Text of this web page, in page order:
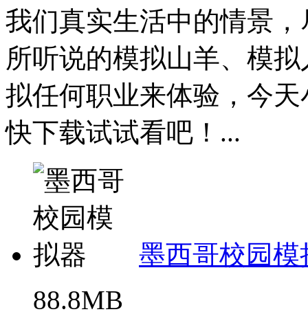
我们真实生活中的情景
所听说的模拟山羊、模
拟任何职业来体验，今
快下载试试看吧！...
墨西哥校园模
88.8MB